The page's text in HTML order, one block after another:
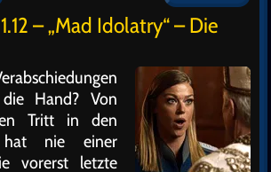
– „Mad Idolatry“ – Die
Hand? Von
Tritt in den
hat nie einer
vorerst letzte